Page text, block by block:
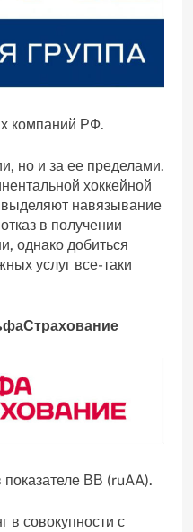
компаний РФ.
но и за ее пределами.
хоккейной
навязывание
в получении
однако добиться
услуг все-таки
ВВ (ruAA).
в совокупности с